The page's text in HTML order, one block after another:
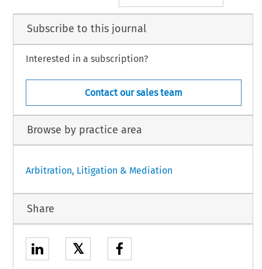
Subscribe to this journal
Interested in a subscription?
Contact our sales team
Browse by practice area
Arbitration, Litigation & Mediation
Share
𝕏